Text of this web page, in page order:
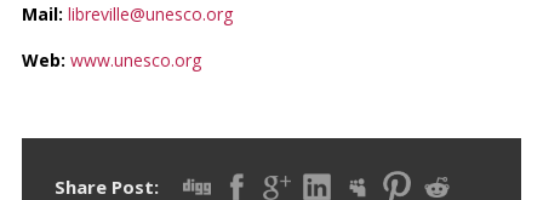
Mail: libreville@unesco.org
Web: www.unesco.org
Share Post: